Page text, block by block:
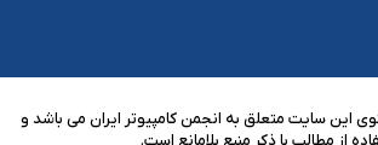
این سایت متعلق به انجمن کامپیوتر ایران می باشد و